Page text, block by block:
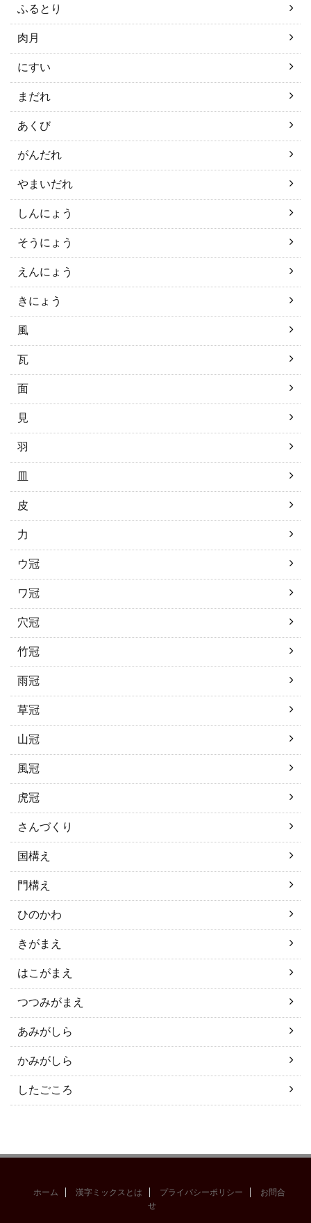
ふるとり
肉月
にすい
まだれ
あくび
がんだれ
やまいだれ
しんにょう
そうにょう
えんにょう
きにょう
風
瓦
面
見
羽
皿
皮
力
ウ冠
ワ冠
穴冠
竹冠
雨冠
草冠
山冠
風冠
虎冠
さんづくり
国構え
門構え
ひのかわ
きがまえ
はこがまえ
つつみがまえ
あみがしら
かみがしら
したごころ
ホーム 漢字ミックスとは プライバシーポリシー
お問合
せ